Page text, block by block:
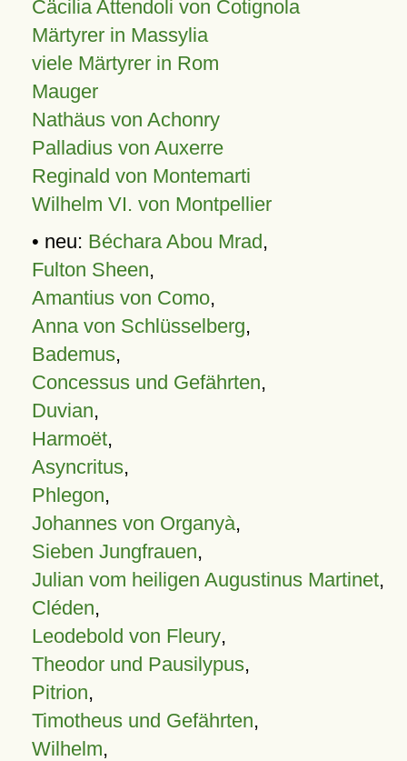
Cäcilia Attendoli von Cotignola
Märtyrer in Massylia
viele Märtyrer in Rom
Mauger
Nathäus von Achonry
Palladius von Auxerre
Reginald von Montemarti
Wilhelm VI. von Montpellier
• neu: Béchara Abou Mrad,
Fulton Sheen,
Amantius von Como,
Anna von Schlüsselberg,
Bademus,
Concessus und Gefährten,
Duvian,
Harmoët,
Asyncritus,
Phlegon,
Johannes von Organyà,
Sieben Jungfrauen,
Julian vom heiligen Augustinus Martinet,
Cléden,
Leodebold von Fleury,
Theodor und Pausilypus,
Pitrion,
Timotheus und Gefährten,
Wilhelm,